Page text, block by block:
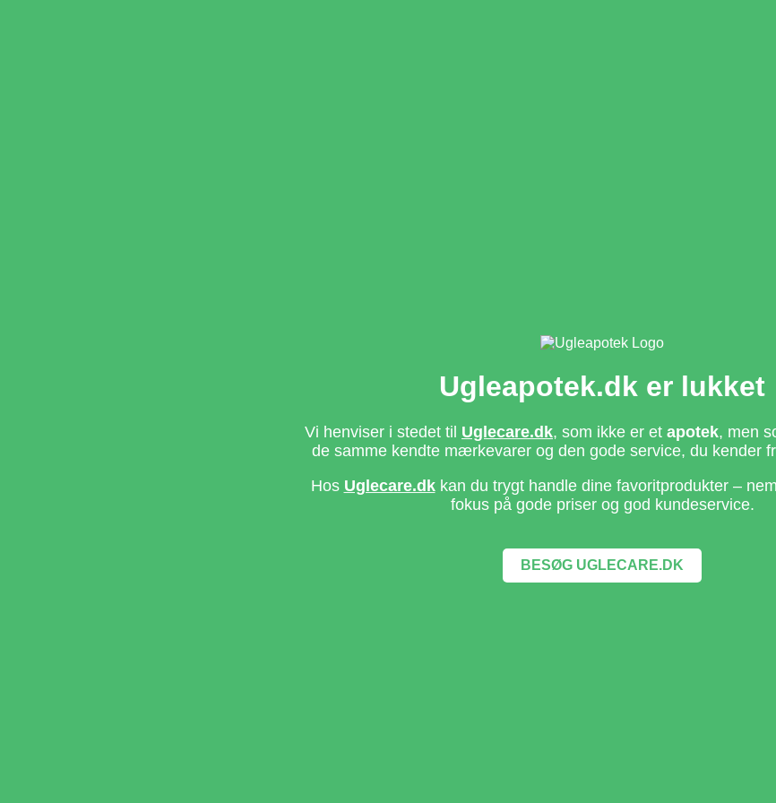
Ugleapotek.dk er lukket
Vi henviser i stedet til Uglecare.dk, som ikke er et apotek, men
de samme kendte mærkevarer og den gode service, du kender
Hos Uglecare.dkkan du trygt handle dine favoritprodukter –
fokus på gode priser og god kundeservice.
BESØG UGLECARE.DK